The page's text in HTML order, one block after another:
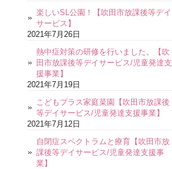
楽しいSL公園！【吹田市放課後等デイ
サービス】
2021年7月26日
熱中症対策の研修を行いました。【吹
田市放課後等デイサービス/児童発達支
援事業】
2021年7月19日
こどもプラス家庭菜園【吹田市放課後
等デイサービス/児童発達支援事業】
2021年7月12日
自閉症スペクトラムと療育【吹田市放
課後等デイサービス/児童発達支援事
業】